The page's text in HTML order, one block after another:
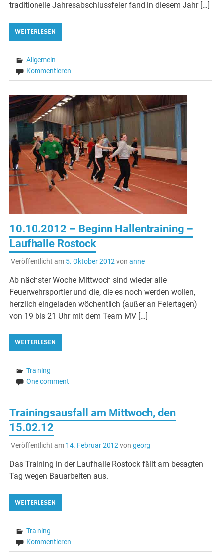
traditionelle Jahresabschlussfeier fand in diesem Jahr […]
WEITERLESEN
Allgemein
Kommentieren
10.10.2012 – Beginn Hallentraining –
Laufhalle Rostock
Veröffentlicht am 5. Oktober 2012 von anne
Ab nächster Woche Mittwoch sind wieder alle
Feuerwehrsportler und die, die es noch werden wollen,
herzlich eingeladen wöchentlich (außer an Feiertagen)
von 19 bis 21 Uhr mit dem Team MV […]
WEITERLESEN
Training
One comment
Trainingsausfall am Mittwoch, den
15.02.12
Veröffentlicht am 14. Februar 2012 von georg
Das Training in der Laufhalle Rostock fällt am besagten
Tag wegen Bauarbeiten aus.
WEITERLESEN
Training
Kommentieren